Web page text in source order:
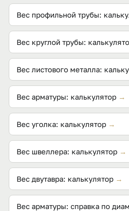
площадь. В калькуляторах
или прикинуть стоимость по
за минусовых допусков на
фактический вес партии
Для точной массы сверяйтесь
сортаментом ГОСТ
Вес профильной трубы:
Вес круглой трубы:
Вес листового металла:
Вес арматуры: калькулятор →
Вес уголка: калькулятор →
Вес швеллера: калькулятор →
Вес двутавра: калькулятор →
Вес арматуры: справка по